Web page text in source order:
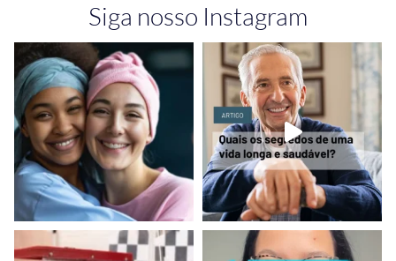
Siga nosso Instagram